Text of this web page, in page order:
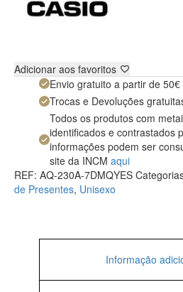
Adicionar aos favoritos
Envio gratuito a partir de 50€
Trocas e Devoluções
Todos os produtos com
identificados e contrastados
informações podem ser
site da INCM aqui
REF: AQ-230A-7DMQYES
de Presentes, Unisexo
Informação